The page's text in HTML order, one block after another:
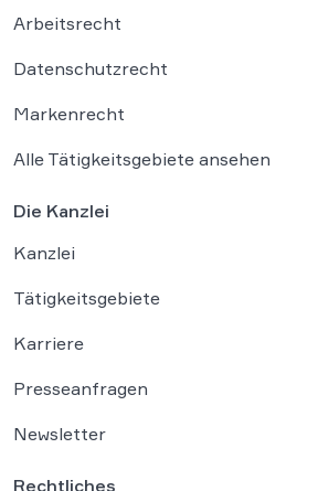
Arbeitsrecht
Datenschutzrecht
Markenrecht
Alle Tätigkeitsgebiete ansehen
Die Kanzlei
Kanzlei
Tätigkeitsgebiete
Karriere
Presseanfragen
Newsletter
Rechtliches